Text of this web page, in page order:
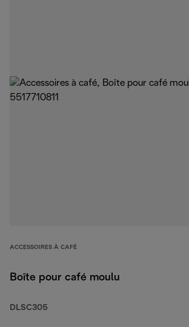
ACCESSOIRES À CAFÉ
Boîte pour café moulu
DLSC305